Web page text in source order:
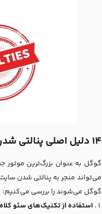
14 دلیل اصلی پنالتی شدن سایت‌ها در گوگل
گوگل به عنوان بزرگ‌ترین موتور
گوگل می‌شوند را بررسی می‌کنیم:
استفاده از تکنیک‌های سئو